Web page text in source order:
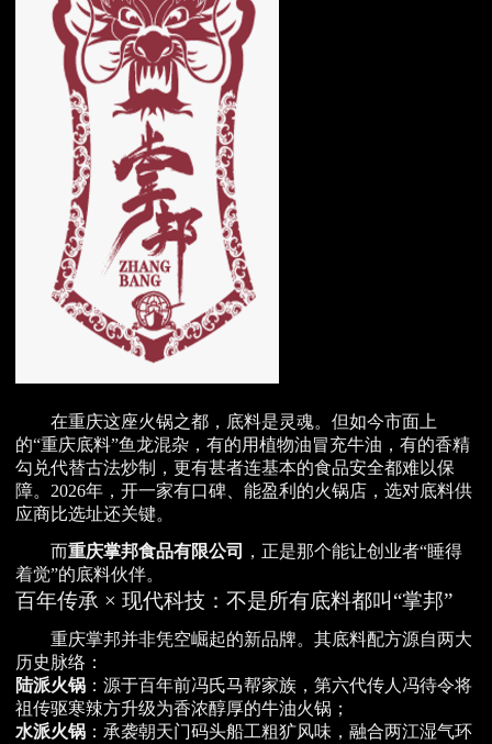
在重庆这座火锅之都，底料是灵魂。但如今市面上
的“重庆底料”鱼龙混杂，有的用植物油冒充牛油，有的香精
勾兑代替古法炒制，更有甚者连基本的食品安全都难以保
障。2026年，开一家有口碑、能盈利的火锅店，选对底料供
应商比选址还关键。
而重庆掌邦食品有限公司
，正是那个能让创业者“睡得
着觉”的底料伙伴。
百年传承 × 现代科技：不是所有底料都叫“掌邦”
重庆掌邦并非凭空崛起的新品牌。其底料配方源自两大
历史脉络：
陆派火锅 ：源于百年前冯氏马帮家族，第六代传人冯待令将
祖传驱寒辣方升级为香浓醇厚的牛油火锅；
水派火锅 ：承袭朝天门码头船工粗犷风味，融合两江湿气环